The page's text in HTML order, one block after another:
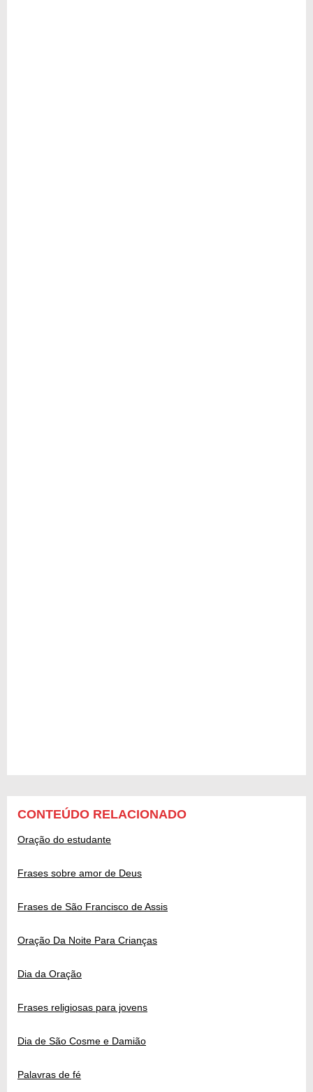
CONTEÚDO RELACIONADO
Oração do estudante
Frases sobre amor de Deus
Frases de São Francisco de Assis
Oração Da Noite Para Crianças
Dia da Oração
Frases religiosas para jovens
Dia de São Cosme e Damião
Palavras de fé